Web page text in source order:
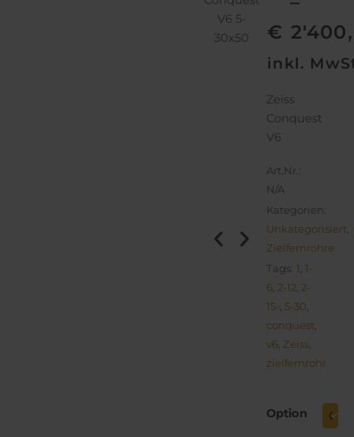
V6 3-18x50
15x56
€
inkl.
Zeiss
Conquest
V6
Art.Nr.:
N/A
Kategorien:
Unkategorisiert
Zielfernrohre
Tags: 1 ,1-
6 2-12 2-
15- 5-30
conquest
v6 Zeiss
zielfernrohr
Option
Conquest